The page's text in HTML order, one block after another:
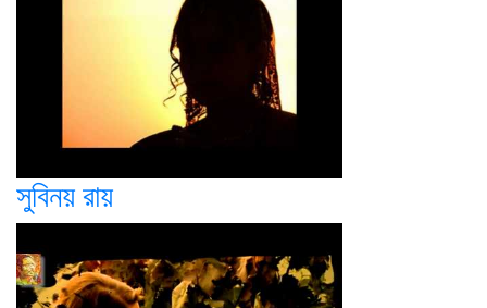
সুবিনয় রায়